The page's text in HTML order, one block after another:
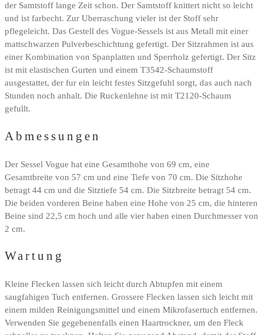
der Samtstoff lange Zeit schon. Der Samtstoff knittert nicht so leicht
und ist farbecht. Zur Uberraschung vieler ist der Stoff sehr
pflegeleicht. Das Gestell des Vogue-Sessels ist aus Metall mit einer
mattschwarzen Pulverbeschichtung gefertigt. Der Sitzrahmen ist aus
einer Kombination von Spanplatten und Sperrholz gefertigt. Der Sitz
ist mit elastischen Gurten und einem T3542-Schaumstoff
ausgestattet, der fur ein leicht festes Sitzgefuhl sorgt, das auch nach
Stunden noch anhalt. Die Ruckenlehne ist mit T2120-Schaum
gefullt.
Abmessungen
Der Sessel Vogue hat eine Gesamthohe von 69 cm, eine
Gesamtbreite von 57 cm und eine Tiefe von 70 cm. Die Sitzhohe
betragt 44 cm und die Sitztiefe 54 cm. Die Sitzbreite betragt 54 cm.
Die beiden vorderen Beine haben eine Hohe von 25 cm, die hinteren
Beine sind 22,5 cm hoch und alle vier haben einen Durchmesser von
2 cm.
Wartung
Kleine Flecken lassen sich leicht durch Abtupfen mit einem
saugfahigen Tuch entfernen. Grossere Flecken lassen sich leicht mit
einem milden Reinigungsmittel und einem Mikrofasertuch entfernen.
Verwenden Sie gegebenenfalls einen Haartrockner, um den Fleck